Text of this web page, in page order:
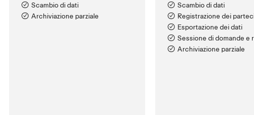
Scambio di dati
Archiviazione parziale
Scambio di dati
Registrazione dei
Esportazione dei dati
Sessione di domande e
Archiviazione parziale